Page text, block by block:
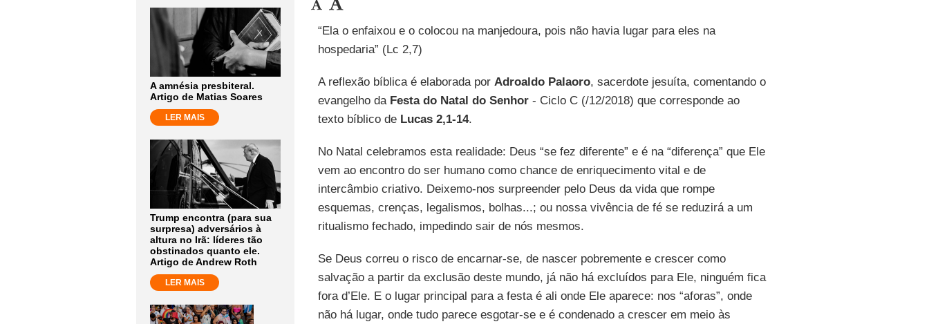
A amnésia presbiteral.
Artigo de Matias Soares
LER MAIS
Trump encontra (para sua
surpresa) adversários à
altura no Irã: líderes tão
obstinados quanto ele.
Artigo de Andrew Roth
LER MAIS
“Ela o enfaixou e o colocou na manjedoura, pois não havia lugar para eles na
hospedaria” (Lc 2,7)
A reflexão bíblica é elaborada por Adroaldo Palaoro, sacerdote jesuíta, comentando o
evangelho da Festa do Natal do Senhor - Ciclo C (/12/2018) que corresponde ao
texto bíblico de Lucas 2,1-14.
No Natal celebramos esta realidade: Deus “se fez diferente” e é na “diferença” que Ele
vem ao encontro do ser humano como chance de enriquecimento vital e de
intercâmbio criativo. Deixemo-nos surpreender pelo Deus da vida que rompe
esquemas, crenças, legalismos, bolhas...; ou nossa vivência de fé se reduzirá a um
ritualismo fechado, impedindo sair de nós mesmos.
Se Deus correu o risco de encarnar-se, de nascer pobremente e crescer como
salvação a partir da exclusão deste mundo, já não há excluídos para Ele, ninguém fica
fora d’Ele. E o lugar principal para a festa é ali onde Ele aparece: nos “aforas”, onde
não há lugar, onde tudo parece esgotar-se e é condenado a crescer em meio às